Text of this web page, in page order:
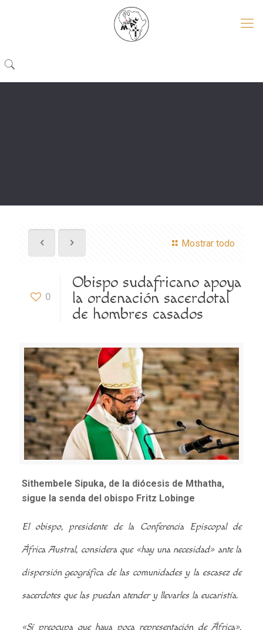
Mostrar todo
0
Obispo sudafricano apoya
la ordenación sacerdotal
de hombres casados
Sithembele Sipuka, de la diócesis de Mthatha,
sigue la senda del obispo Fritz Lobinge
El obispo, presidente de la Conferencia Episcopal de
África Austral, considera que «hay una necesidad» ante la
dispersión geográfica de las comunidades y la escasez de
sacerdotes que las puedan atender y llevarles la eucaristía.
«Sí preocupa que haya poca representación de África»,